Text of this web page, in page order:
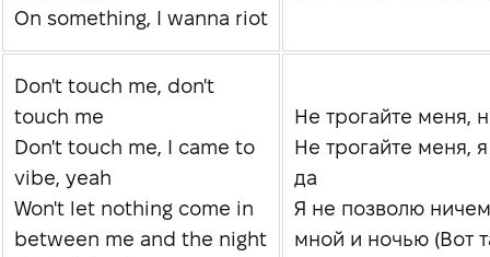
On something, I wanna riot
Don't touch me, don't
touch me
Don't touch me, I came to
vibe, yeah
Won't let nothing come in
between me and the night
Не трогайте меня,
Не трогайте меня,
да
Я не позволю
мной и ночью (Вот